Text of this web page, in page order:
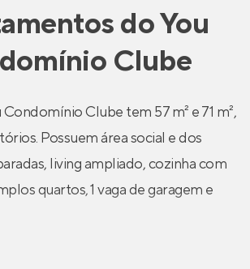
doYou
Clube
Clube tem 57 m² e 71 m²,
Possuem área social e dos
living ampliado, cozinha com
quartos, 1 vaga de garagem e